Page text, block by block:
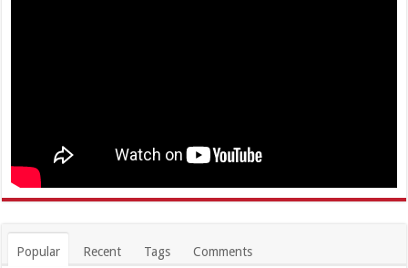
Popular Recent Tags Comments